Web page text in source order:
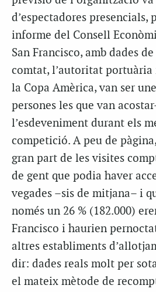
d’espectadores presencials,
informe del Consell
San Francisco, amb dades
comtat, l’autoritat portuària
la Copa Amèrica, van ser
persones les que van
l’esdeveniment durant els
competició. A peu de
gran part de les visites
de gent que podia haver
vegades –sis de mitjana– i
només un 26 % (182.000)
Francisco i haurien
altres establiments
dir: dades reals molt per
el mateix mètode de